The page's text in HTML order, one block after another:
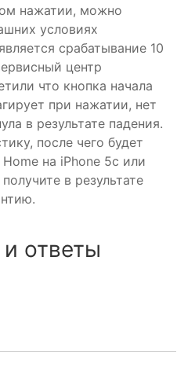
нажатии, можно
условиях
срабатывание 10
центр
что кнопка начала
при нажатии, нет
в результате падения.
после чего будет
на iPhone 5c или
в результате
ответы